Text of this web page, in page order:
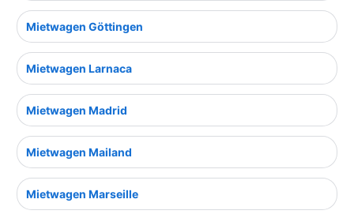
Mietwagen Göttingen
Mietwagen Larnaca
Mietwagen Madrid
Mietwagen Mailand
Mietwagen Marseille